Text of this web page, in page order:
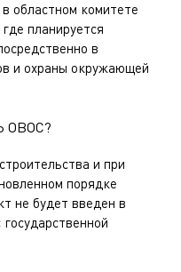
областном комитете
планируется
в
и охраны окружающей
ОВОС?
и при
порядке
не будет введен в